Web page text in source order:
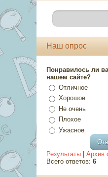
Наш опрос
Понравилось ли
нашем сайте?
Отличное
Хорошое
Не очень
Плохое
Ужасное
Результаты
Архив
Всего ответов: 6